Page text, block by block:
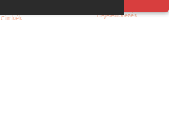
Címkék Bejelentkezés